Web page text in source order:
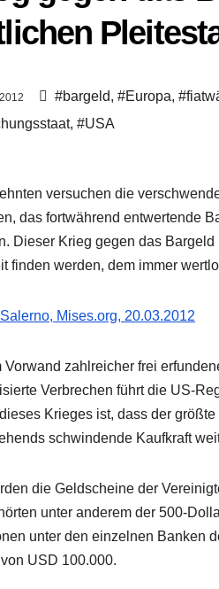
#bargeld, #Europa,
, #USA
versuchen die
das fortwährend entwertende
Dieser Krieg gegen das
finden werden, dem immer
Mises.org, 20.03.2012
Vorwand zahlreicher frei
Verbrechen führt die US-
Krieges ist, dass der
schwindende Kaufkraft
die Geldscheine der
unter anderem der 500-
unter den einzelnen Banken
USD 100.000.